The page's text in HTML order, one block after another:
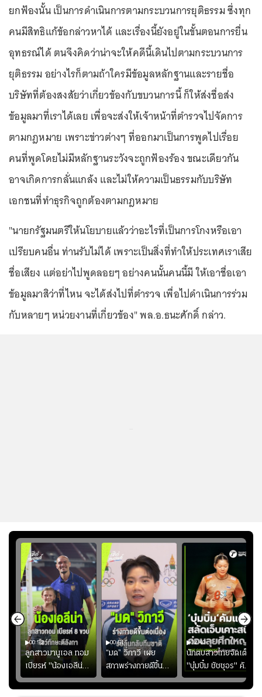
ยกฟ้องนั้น เป็นการดำเนินการตามกระบวนการยุติธรรม ซึ่งทุก
คนมีสิทธิแก้ข้อกล่าวหาได้ และเรื่องนี้ยังอยู่ในขั้นตอนการยื่น
อุทธรณ์ได้ ตนจึงคิดว่าน่าจะให้คดีนี้เดินไปตามกระบวนการ
ยุติธรรม อย่างไรก็ตามถ้าใครมีข้อมูลหลักฐานและรายชื่อ
บริษัทที่ต้องสงสัยว่าเกี่ยวข้องกับขบวนการนี้ ก็ให้ส่งชื่อส่ง
ข้อมูลมาที่เราได้เลย เพื่อจะส่งให้เจ้าหน้าที่ตำรวจไปจัดการ
ตามกฎหมาย เพราะข่าวต่างๆ ที่ออกมาเป็นการพูดไปเรื่อย
คนที่พูดโดยไม่มีหลักฐานระวังจะถูกฟ้องร้อง ขณะเดียวกัน
อาจเกิดการกลั่นแกล้ง และไม่ให้ความเป็นธรรมกับบริษัท
เอกชนที่ทำธุรกิจถูกต้องตามกฎหมาย
"นายกรัฐมนตรีให้นโยบายแล้วว่าอะไรที่เป็นการโกงหรือเอา
เปรียบคนอื่น ท่านรับไม่ได้ เพราะเป็นสิ่งที่ทำให้ประเทศเราเสีย
ชื่อเสียง แต่อย่าไปพูดลอยๆ อย่างคนนั้นคนนี้มี ให้เอาชื่อเอา
ข้อมูลมาสิว่าที่ไหน จะได้ส่งไปที่ตำรวจ เพื่อไปดำเนินการร่วม
กับหลายๆ หน่วยงานที่เกี่ยวข้อง" พล.อ.ธนะศักดิ์ กล่าว.
00:52
ลูกสาวมานูเอล ทอม
เบียรห์ "น้องเอลีน่า"
วัย 8 ขวบ โชว์ตี
ลังกาสุดพริ้ว
00:51
“มด” วิภาวี เผย
สภาพร่างกายดีขึ้น
อย่างต่อเนื่อง พร้อม
พยายามลงสนามให้
02:40
นักตบสาวไทยจัดเต็ม
"บุ๋มบิ๋ม ชัชชุอร" คัม
แบ็ก ศึก" SEA V
CUP 2026" เลก